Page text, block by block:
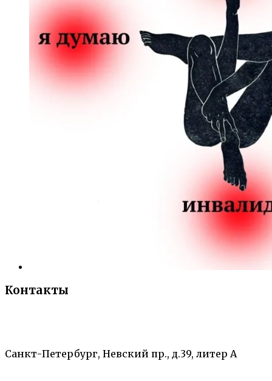
Контакты
Санкт-Петербург, Невский пр., д.39, литер А